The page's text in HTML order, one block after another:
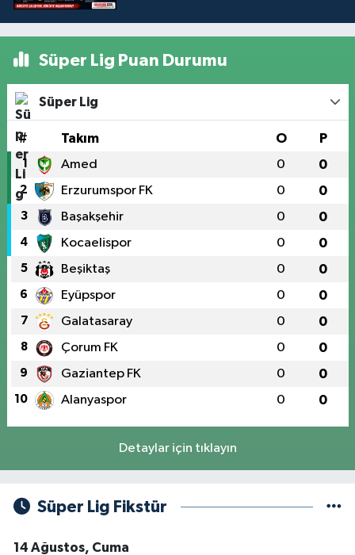
Süper Lig Puan Durumu
Süper Lig
# Takım O P
1 Amed 0 0
2 Erzurumspor FK 0 0
3 Başakşehir 0 0
4 Kocaelispor 0 0
5 Beşiktaş 0 0
6 Eyüpspor 0 0
7 Galatasaray 0 0
8 Çorum FK 0 0
9 Gaziantep FK 0 0
10 Alanyaspor 0 0
Detaylar için tıklayın
Süper Lig Fikstür
14 Ağustos, Cuma